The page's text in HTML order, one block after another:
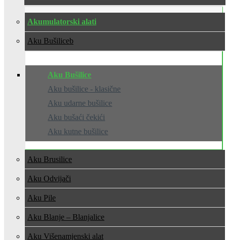
Akumulatorski alati
Aku Bušilice
Aku Bušilice
Aku bušilice - klasične
Aku udarne bušilice
Aku bušaći čekići
Aku kutne bušilice
Aku Brusilice
Aku Odvijači
Aku Pile
Aku Blanje – Blanjalice
Aku Višenamjenski alat